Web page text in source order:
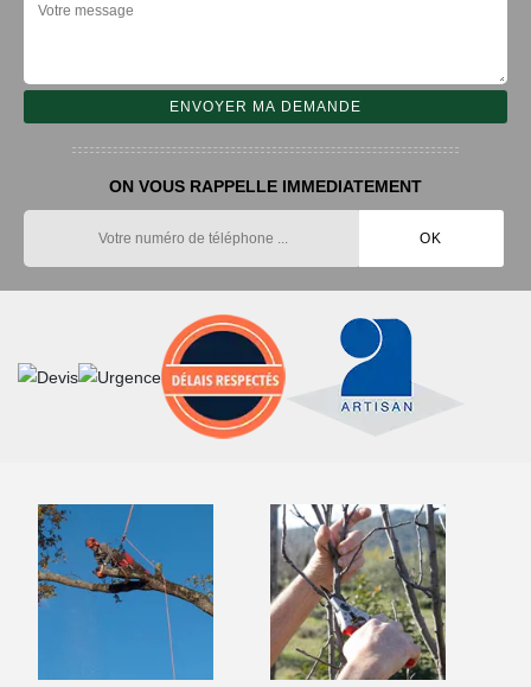
ON VOUS RAPPELLE IMMEDIATEMENT